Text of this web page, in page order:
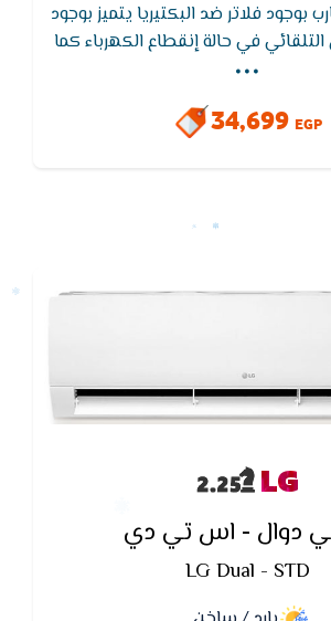
بوجود فلاتر ضد البكتيريا يتميز بوجود
في حالة إنقطاع الكهرباء كما
تعمل على تقليل الرطوبة والحصول
صحى ونظيف عند تشغيل التكيف
...
34,699 EGP
LG
دوال - اس تي دي
LG Dual - STD